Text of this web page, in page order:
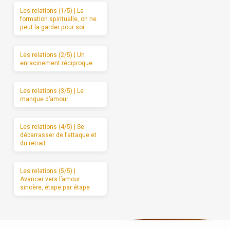
Les relations (1/5) | La
formation spirituelle, on ne
peut la garder pour soi
Les relations (2/5) | Un
enracinement réciproque
Les relations (3/5) | Le
manque d’amour
Les relations (4/5) | Se
débarrasser de l’attaque et
du retrait
Les relations (5/5) |
Avancer vers l’amour
sincère, étape par étape